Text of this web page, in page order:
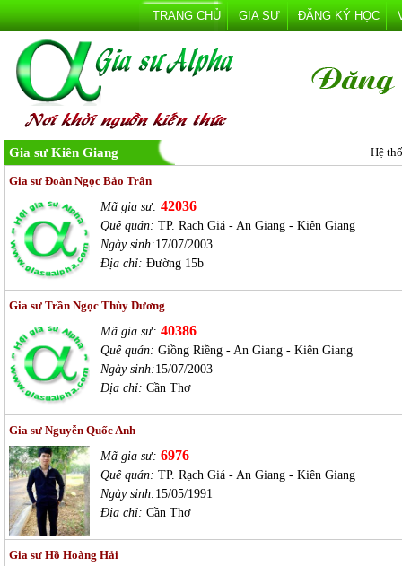
TRANG CHỦ GIA SƯ ĐĂNG KÝ HỌC
Gia sư Kiên Giang Hệ
Gia sư Đoàn Ngọc Bảo Trân
Mã gia sư: 42036
Quê quán: TP. Rạch Giá - An Giang - Kiên Giang
Ngày sinh:17/07/2003
Địa chỉ: Đường 15b
Gia sư Trần Ngọc Thùy Dương
Mã gia sư: 40386
Quê quán: Giồng Riềng - An Giang - Kiên Giang
Ngày sinh:15/07/2003
Địa chỉ: Cần Thơ
Gia sư Nguyễn Quốc Anh
Mã gia sư: 6976
Quê quán: TP. Rạch Giá - An Giang - Kiên Giang
Ngày sinh:15/05/1991
Địa chỉ: Cần Thơ
Gia sư Hồ Hoàng Hải